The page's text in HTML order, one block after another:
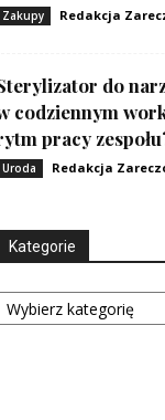
Zakupy Redakcja
do
codziennym
pracy
Uroda Redakcja
Kategorie